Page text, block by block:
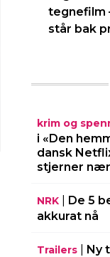
tegnefilm
står bak
krim og
i «Den
dansk
stjerner
NRK| De 5
akkurat nå
Trailers| Ny